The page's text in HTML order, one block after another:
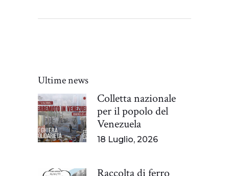
Ultime news
Colletta nazionale
per il popolo del
Venezuela
18 Luglio, 2026